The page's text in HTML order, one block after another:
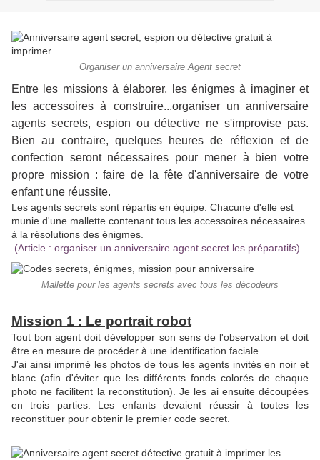
Organiser un anniversaire Agent secret
Entre les missions à élaborer, les énigmes à imaginer et
les accessoires à construire...organiser un anniversaire
agents secrets, espion ou détective ne s'improvise pas.
Bien au contraire, quelques heures de réflexion et de
confection seront nécessaires pour mener à bien votre
propre mission : faire de la fêted'anniversaire de votre
enfant une réussite.
Les agents secrets sont répartis en équipe. Chacune d'elle est
munie d'une mallette contenant tous les accessoires nécessaires
à la résolutions des énigmes.
(Article : organiser un anniversaire agent secret les préparatifs)
Mallette pour les agents secrets avec tous les décodeurs
Mission 1 : Le portrait robot
Tout bon agent doit développer son sens de l'observation et doit
être en mesure de procéder à une identification faciale.
J'ai ainsi imprimé les photos de tous les agents invités en noir et
blanc (afin d'éviter que les différents fonds colorés de chaque
photo ne facilitent la reconstitution). Je les ai ensuite découpées
en trois parties. Les enfants devaient réussir à toutes les
reconstituer pour obtenir le premier code secret.